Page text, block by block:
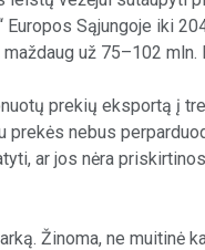
Europos Sąjungoje iki
už 75–102 mln.
prekių eksportą į
prekės nebus
ar jos nėra
Žinoma, ne